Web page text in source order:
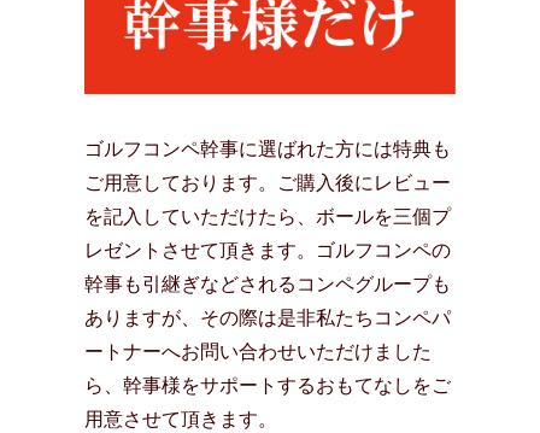
ゴルフコンペ幹事に選ばれた方には特典も
ご用意しております。ご購入後にレビュー
を記入していただけたら、ボールを三個プ
レゼントさせて頂きます。ゴルフコンペの
幹事も引継ぎなどされるコンペグループも
ありますが、その際は是非私たちコンペパ
ートナーへお問い合わせいただけました
ら、幹事様をサポートするおもてなしをご
用意させて頂きます。